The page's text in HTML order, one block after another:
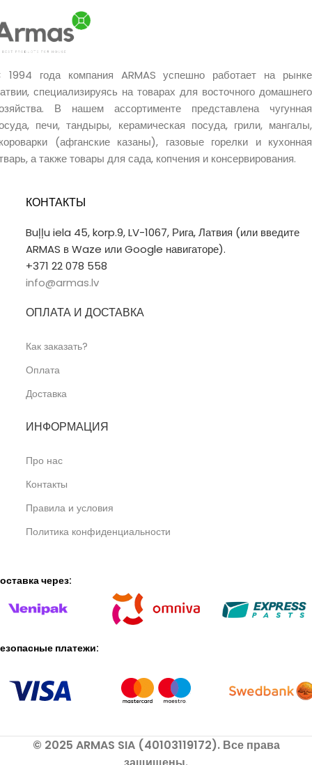
1994 года компания ARMAS успешно работает на рынке
специализируясь на товарах для восточного домашнего
В нашем ассортименте представлена чугунная
печи, тандыры, керамическая посуда, грили, мангалы,
(афганские казаны), газовые горелки и кухонная
а также товары для сада, копчения и консервирования.
КОНТАКТЫ
Buļļu iela 45, korp.9, LV-1067, Рига, Латвия (или введите
ARMAS в Waze или Google навигаторе).
+371 22 078 558
info@armas.lv
ОПЛАТА И ДОСТАВКА
Как заказать?
Оплата
Доставка
ИНФОРМАЦИЯ
Про нас
Контакты
Правила и условия
Политика конфиденциальности
через:
платежи:
© 2025 ARMAS SIA (40103119172). Все права